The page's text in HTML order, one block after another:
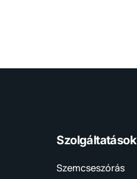
Szolgáltatások
Szemcseszórás